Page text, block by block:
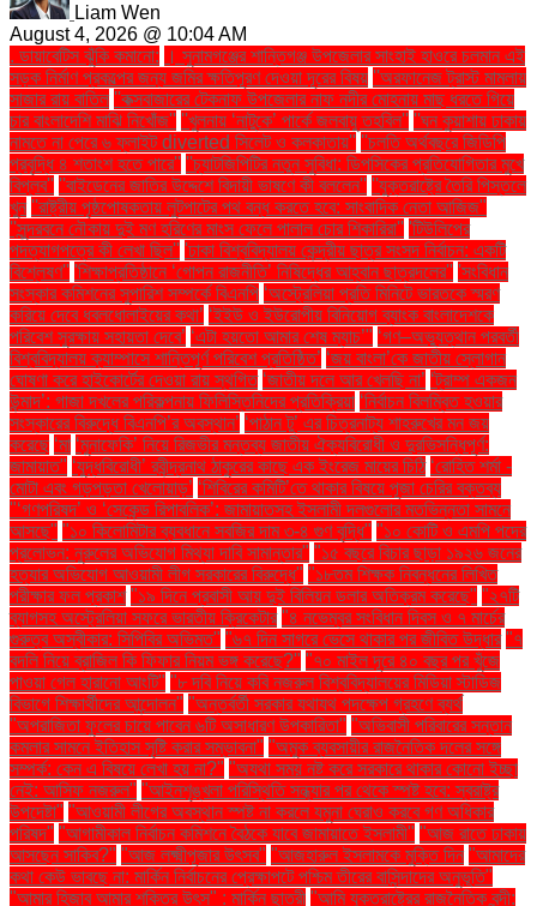
Liam Wen
August 4, 2026 @ 10:04 AM
. ডায়াবেটিস ঝুঁকি কমানো:
। সুনামগঞ্জের শান্তিগঞ্জ উপজেলার সাংহাই হাওরে চলমান এই
সড়ক নির্মাণ প্রকল্পের জন্য জমির ক্ষতিপূরণ দেওয়া দূরের বিষয় ''অরফানেজ ট্রাস্ট মামলায়
সাজার রায় বাতিল ''কক্সবাজারের টেকনাফ উপজেলার নাফ নদীর মোহনায় মাছ ধরতে গিয়ে
চার বাংলাদেশি মাঝি নিখোঁজ'' ''খুলনায় ‘নাটুকে’ পার্কে জলবায়ু তহবিল'' ''ঘন কুয়াশায় ঢাকায়
নামতে না পেরে ৬ ফ্লাইট diverted সিলেট ও কলকাতায়'' ''চলতি অর্থবছরে জিডিপি
প্রবৃদ্ধি ৪ শতাংশ হতে পারে'' ''চ্যাটজিপিটির নতুন সুবিধা: ডিপসিকের প্রতিযোগিতার মুখে
বিপ্লব'' ''বাইডেনের জাতির উদ্দেশে বিদায়ী ভাষণে কী বললেন'' ''যুক্তরাষ্ট্রে তৈরি পিস্তলে
খুন ''রাষ্ট্রীয় পৃষ্ঠপোষকতায় লুটপাটের পথ বন্ধ করতে হবে: সাংবাদিক নেতা আজিজ"
''সুন্দরবনে নৌকায় দুই মণ হরিণের মাংস ফেলে পালাল চোর শিকারিরা'' 'টিউলিপের
পদত্যাগপত্রে কী লেখা ছিল'' 'ঢাকা বিশ্ববিদ্যালয় কেন্দ্রীয় ছাত্র সংসদ নির্বাচন: একটি
বিশ্লেষণ'' 'শিক্ষাপ্রতিষ্ঠানে ‘গোপন রাজনীতি’ নিষিদ্ধের আহ্বান ছাত্রদলের'' 'সংবিধান
সংস্কার কমিশনের সুপারিশ সম্পর্কে বিএনপি ‘অস্ট্রেলিয়া প্রতি মিনিটে ভারতকে স্মরণ
করিয়ে দেবে ধবলধোলাইয়ের কথা’ ‘ইইউ ও ইউরোপীয় বিনিয়োগ ব্যাংক বাংলাদেশকে
পরিবেশ সুরক্ষায় সহায়তা দেবে’ ‘এটা হয়তো আমার শেষ ম্যাচ’" ‘গণ–অভ্যুত্থান পরবর্তী
বিশ্ববিদ্যালয় ক্যাম্পাসে শান্তিপূর্ণ পরিবেশ প্রতিষ্ঠিত’ ‘জয় বাংলা’কে জাতীয় স্লোগান
ঘোষণা করে হাইকোর্টের দেওয়া রায় স্থগিত ‘জাতীয় দলে আর খেলছি না’ ‘ট্রাম্প একজন
উন্মাদ’: গাজা দখলের পরিকল্পনায় ফিলিস্তিনিদের প্রতিক্রিয়া ‘নির্বাচন বিলম্বিত হওয়ার
সংস্কারের বিরুদ্ধে বিএনপি’র অবস্থান’ ‘পাঠান টু’ এর চিত্রনাট্য শাহরুখের মন জয়
করেছে ‘মা ‘মুনাফেকি’ নিয়ে রিজভীর মন্তব্য জাতীয় ঐক্যবিরোধী ও দুরভিসন্ধিপূর্ণ:
জামায়াত" ‘যুদ্ধবিরোধী’ রবীন্দ্রনাথ ঠাকুরের কাছে এক ইংরেজ মায়ের চিঠি ‘রোহিত শর্মা -
মোটা এবং গড়পড়তা খেলোয়াড়’ ‘শিবিরের কমিটি’তে থাকার বিষয়ে পূজা চেরির বক্তব্য
"‘গণপরিষদ’ ও ‘সেকেন্ড রিপাবলিক’: জামায়াতসহ ইসলামী দলগুলোর মতভিন্নতা সামনে
আসছে" "১০ কিলোমিটার ব্যবধানে সবজির দাম ৩-৪ গুণ বৃদ্ধি" "১০ কোটি ও এমপি পদের
প্রলোভন: নুরুলের অভিযোগ মিথ্যা দাবি সামান্তার" "১৫ বছরে বিচার ছাড়া ১৯২৬ জনের
হত্যার অভিযোগ আওয়ামী লীগ সরকারের বিরুদ্ধে" "১৮তম শিক্ষক নিবন্ধনের লিখিত
পরীক্ষার ফল প্রকাশ "১৯ দিনে প্রবাসী আয় দুই বিলিয়ন ডলার অতিক্রম করেছে" "২৭টি
ব্যাগসহ অস্ট্রেলিয়া সফরে ভারতীয় ক্রিকেটার "৪ নভেম্বর সংবিধান দিবস ও ৭ মার্চের
গুরুত্ব অস্বীকার: সিপিবির অভিমত" "৬৭ দিন সাগরে ভেসে থাকার পর জীবিত উদ্ধার "৭
বদলি নিয়ে ব্রাজিল কি ফিফার নিয়ম ভঙ্গ করেছে?" "৭০ মাইল দূরে ৪০ বছর পর খুঁজে
পাওয়া গেল হারানো আংটি" "৮ দবি নিয়ে কবি নজরুল বিশ্ববিদ্যালয়ের মিডিয়া স্টাডিজ
বিভাগে শিক্ষার্থীদের আন্দোলন" "অন্তর্বর্তী সরকার যথাযথ পদক্ষেপ গ্রহণে ব্যর্থ
"অপরাজিতা ফুলের চায়ে পাবেন ৬টি অসাধারণ উপকারিতা" "অভিবাসী পরিবারের সন্তান
কমলার সামনে ইতিহাস সৃষ্টি করার সম্ভাবনা" "অমুক ব্যবসায়ীর রাজনৈতিক দলের সঙ্গে
সম্পর্ক: কেন এ বিষয়ে লেখা হয় না?" "অযথা সময় নষ্ট করে সরকারে থাকার কোনো ইচ্ছা
নেই: আসিফ নজরুল" "আইনশৃঙ্খলা পরিস্থিতি সন্ধ্যার পর থেকে স্পষ্ট হবে: স্বরাষ্ট্র
উপদেষ্টা" "আওয়ামী লীগের অবস্থান স্পষ্ট না করলে যমুনা ঘেরাও করবে গণ অধিকার
পরিষদ" "আগামীকাল নির্বাচন কমিশনে বৈঠকে যাবে জামায়াতে ইসলামী" "আজ রাতে ঢাকায়
আসছেন সাকিব?" "আজ লক্ষ্মীপূজার উৎসব" "আজহারুল ইসলামকে মুক্তি দিন "আমাদের
কথা কেউ ভাবছে না: মার্কিন নির্বাচনের প্রেক্ষাপটে পশ্চিম তীরের বাসিন্দাদের অনুভূতি"
"আমার হিজাব আমার শক্তির উৎস" : মার্কিন ছাত্রী "আমি যুক্তরাষ্ট্রের রাজনৈতিক বন্দী: